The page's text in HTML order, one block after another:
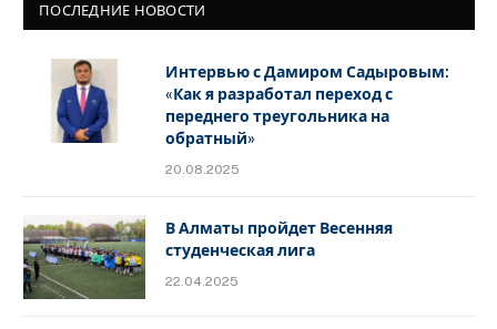
ПОСЛЕДНИЕ НОВОСТИ
Интервью с Дамиром Садыровым:
«Как я разработал переход с
переднего треугольника на
обратный»
20.08.2025
В Алматы пройдет Весенняя
студенческая лига
22.04.2025